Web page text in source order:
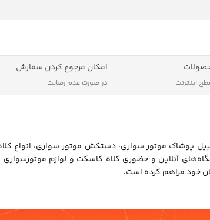
اینترنت
امکان مرجوع کردن سفارش
در صورت عدم رضایت
پوشاک موتور سواری، دستکش موتور سواری، انواع
آنلاین و حضوری کلاه کاسکت و لوازم
خود فراهم کرده است.